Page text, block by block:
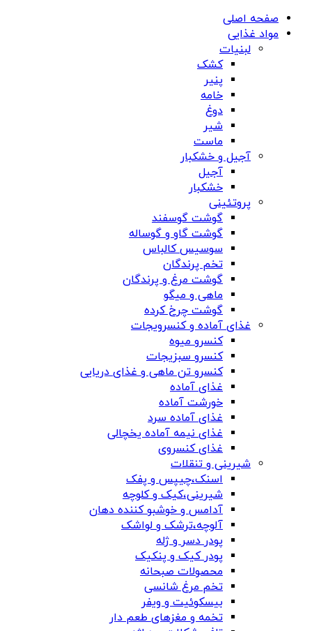
صفحه اصلی
مواد غذایی
لبنیات
کشک
پنیر
خامه
دوغ
شیر
ماست
آجیل و خشکبار
آجیل
خشکبار
پروتئینی
گوشت گوسفند
گوشت گاو و گوساله
سوسیس کالباس
تخم پرندگان
گوشت مرغ و پرندگان
ماهی و میگو
گوشت چرخ کرده
غذای آماده و کنسرویجات
کنسرو میوه
کنسرو سبزیجات
کنسرو تن ماهی و غذای دریایی
غذای آماده
خورشت آماده
غذای آماده سرد
غذای نیمه آماده یخچالی
غذای کنسروی
شیرینی و تنقلات
اسنک،چیپس و پفک
شیرینی،کیک و کلوچه
آدامس و خوشبو کننده دهان
آلوچه،ترشک و لواشک
پودر دسر و ژله
پودر کیک و پنکیک
محصولات صبحانه
تخم مرغ شانسی
بیسکوئیت و ویفر
تخمه و مغزهای طعم دار